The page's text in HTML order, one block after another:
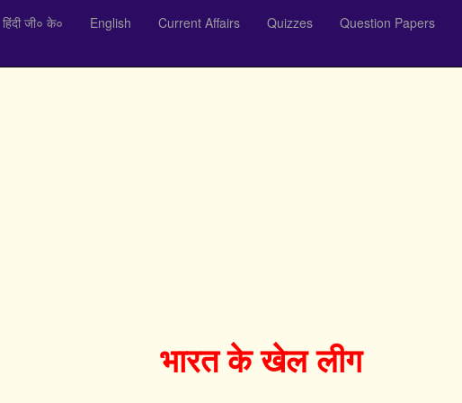
हिंदी जी० के० English Current Affairs Quizzes Question Papers
भारत के खेल लीग